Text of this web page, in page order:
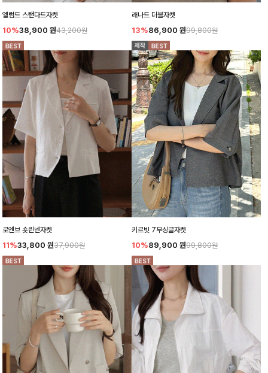
엘럼드 스탠다드자켓
10%38,900 원43,200원
래나드 더블자켓
13%86,900 원99,800원
로엔브 숏린넨자켓
11%33,800 원37,900원
키르빗 7부싱글자켓
10%89,900 원99,800원